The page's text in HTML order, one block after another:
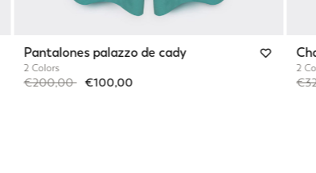
Pantalones palazzo de cady
2 Colors
Price reduced from
€200,00to€100,00
2